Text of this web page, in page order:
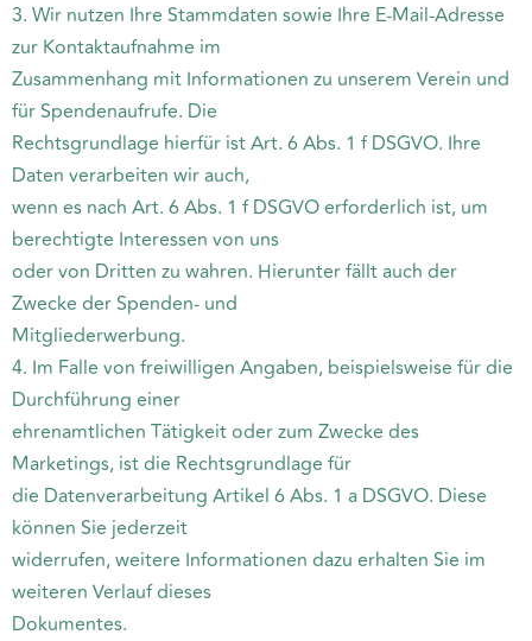
3. Wir nutzen Ihre Stammdaten sowie Ihre E-Mail-Adresse
zur Kontaktaufnahme im
Zusammenhang mit Informationen zu unserem Verein und
für Spendenaufrufe. Die
Rechtsgrundlage hierfür ist Art. 6 Abs. 1 f DSGVO. Ihre
Daten verarbeiten wir auch,
wenn es nach Art. 6 Abs. 1 f DSGVO erforderlich ist, um
berechtigte Interessen von uns
oder von Dritten zu wahren. Hierunter fällt auch der
Zwecke der Spenden- und
Mitgliederwerbung.
4. Im Falle von freiwilligen Angaben, beispielsweise für die
Durchführung einer
ehrenamtlichen Tätigkeit oder zum Zwecke des
Marketings, ist die Rechtsgrundlage für
die Datenverarbeitung Artikel 6 Abs. 1 a DSGVO. Diese
können Sie jederzeit
widerrufen, weitere Informationen dazu erhalten Sie im
weiteren Verlauf dieses
Dokumentes.